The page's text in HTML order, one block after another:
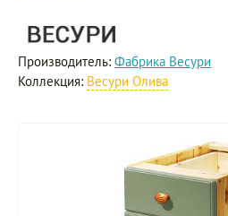
Производитель: Фабрика Весури
Коллекция: Весури Олива